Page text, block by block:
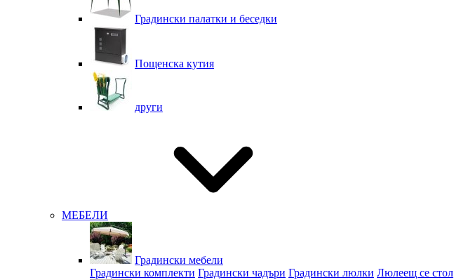
Градински палатки и беседки
Пощенска кутия
други
МЕБЕЛИ
Градински мебели
Градински комплекти Градински чадъри Градински люлки Люлеещ се стол